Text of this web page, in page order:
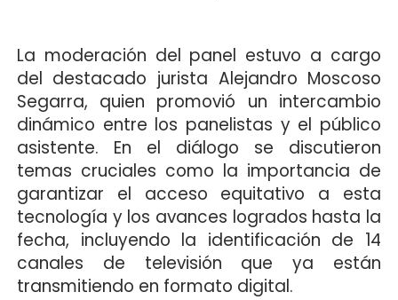
La moderación del panel estuvo a cargo
del destacado jurista Alejandro Moscoso
Segarra, quien promovió un intercambio
dinámico entre los panelistas y el público
asistente. En el diálogo se discutieron
temas cruciales como la importancia de
garantizar el acceso equitativo a esta
tecnología y los avances logrados hasta la
fecha, incluyendo la identificación de 14
canales de televisión que ya están
transmitiendo en formato digital.